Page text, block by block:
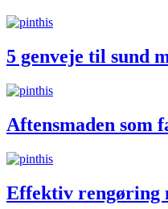
5 genveje til sund
Aftensmaden som
Effektiv rengøring